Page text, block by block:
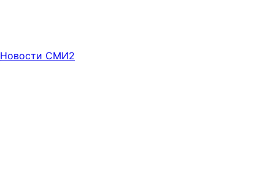
Новости СМИ2